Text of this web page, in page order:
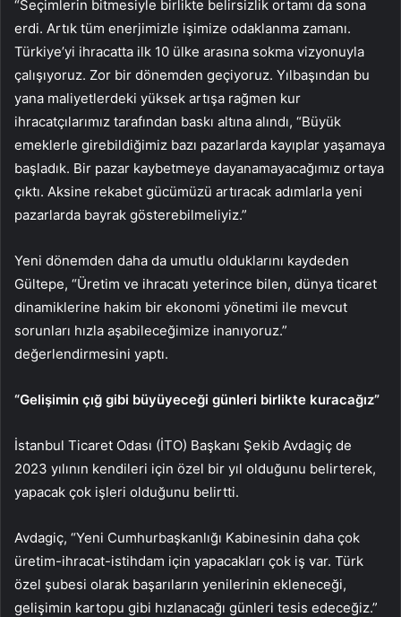
“Seçimlerin bitmesiyle birlikte belirsizlik ortamı da sona
erdi. Artık tüm enerjimizle işimize odaklanma zamanı.
Türkiye’yi ihracatta ilk 10 ülke arasına sokma vizyonuyla
çalışıyoruz. Zor bir dönemden geçiyoruz. Yılbaşından bu
yana maliyetlerdeki yüksek artışa rağmen kur
ihracatçılarımız tarafından baskı altına alındı, “Büyük
emeklerle girebildiğimiz bazı pazarlarda kayıplar yaşamaya
başladık. Bir pazar kaybetmeye dayanamayacağımız ortaya
çıktı. Aksine rekabet gücümüzü artıracak adımlarla yeni
pazarlarda bayrak gösterebilmeliyiz.”
Yeni dönemden daha da umutlu olduklarını kaydeden
Gültepe, “Üretim ve ihracatı yeterince bilen, dünya ticaret
dinamiklerine hakim bir ekonomi yönetimi ile mevcut
sorunları hızla aşabileceğimize inanıyoruz.”
değerlendirmesini yaptı.
“Gelişimin çığ gibi büyüyeceği günleri birlikte kuracağız”
İstanbul Ticaret Odası (İTO) Başkanı Şekib Avdagiç de
2023 yılının kendileri için özel bir yıl olduğunu belirterek,
yapacak çok işleri olduğunu belirtti.
Avdagiç, “Yeni Cumhurbaşkanlığı Kabinesinin daha çok
üretim-ihracat-istihdam için yapacakları çok iş var. Türk
özel şubesi olarak başarıların yenilerinin ekleneceği,
gelişimin kartopu gibi hızlanacağı günleri tesis edeceğiz.”